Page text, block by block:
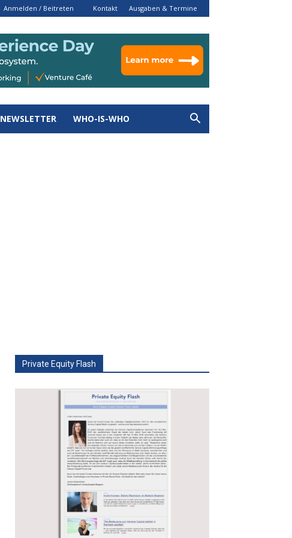
Anmelden / Beitreten Kontakt Ausgaben & Termine
NEWSLETTER WHO-IS-WHO
Private Equity Flash